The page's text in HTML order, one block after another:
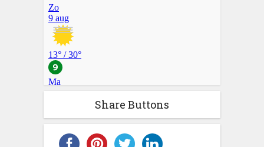
Share Buttons